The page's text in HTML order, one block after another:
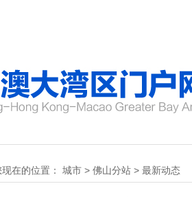
在的位置： 城市 > 佛山分站 > 最新动态